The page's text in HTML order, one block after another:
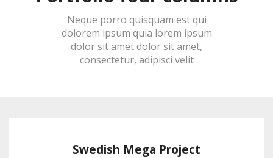
Neque porro quisquam est qui
dolorem ipsum quia lorem ipsum
dolor sit amet dolor sit amet,
consectetur, adipisci velit
Swedish Mega Project